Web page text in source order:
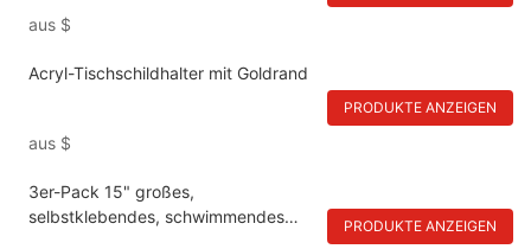
aus $
Acryl-Tischschildhalter mit Goldrand
aus $
PRODUKTE ANZEIGEN
3er-Pack 15" großes,
selbstklebendes, schwimmendes
PRODUKTE ANZEIGEN